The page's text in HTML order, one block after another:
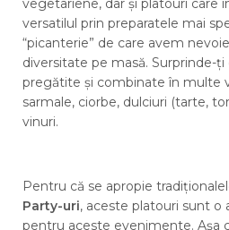
vegetariene, dar și platouri care
versatilul prin preparatele mai
“picanterie” de care avem
diversitate pe masă. Surprinde-
pregătite și combinate în multe
sarmale, ciorbe, dulciuri (tarte,
vinuri.
Pentru că se apropie
Party-uri, aceste platouri sunt o
pentru aceste evenimente. Așa